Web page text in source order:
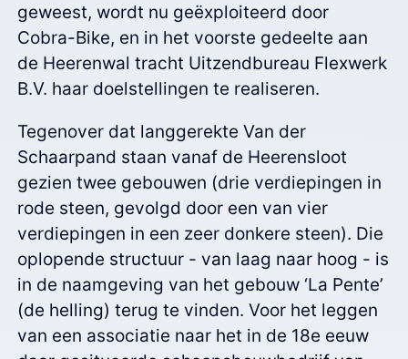
geweest, wordt nu geëxploiteerd door
Cobra-Bike, en in het voorste gedeelte aan
de Heerenwal tracht Uitzendbureau Flexwerk
B.V. haar doelstellingen te realiseren.
Tegenover dat langgerekte Van der
Schaarpand staan vanaf de Heerensloot
gezien twee gebouwen (drie verdiepingen in
rode steen, gevolgd door een van vier
verdiepingen in een zeer donkere steen). Die
oplopende structuur - van laag naar hoog - is
in de naamgeving van het gebouw ‘La Pente’
(de helling) terug te vinden. Voor het leggen
van een associatie naar het in de 18e eeuw